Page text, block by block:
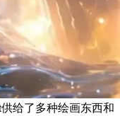
给了多种绘画东西和